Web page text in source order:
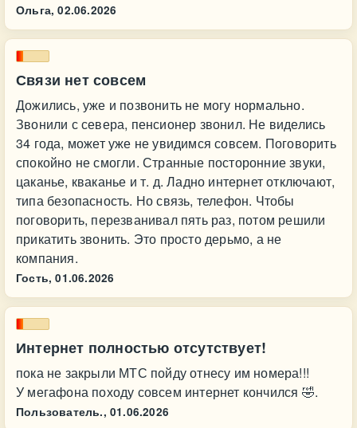
Ольга, 02.06.2026
Связи нет совсем
Дожились, уже и позвонить не могу нормально.
Звонили с севера, пенсионер звонил. Не виделись
34 года, может уже не увидимся совсем. Поговорить
спокойно не смогли. Странные посторонние звуки,
цаканье, кваканье и т. д. Ладно интернет отключают,
типа безопасность. Но связь, телефон. Чтобы
поговорить, перезванивал пять раз, потом решили
прикатить звонить. Это просто дерьмо, а не
компания.
Гость, 01.06.2026
Интернет полностью отсутствует!
пока не закрыли МТС пойду отнесу им номера!!!
У мегафона походу совсем интернет кончился 🤣.
Пользователь., 01.06.2026